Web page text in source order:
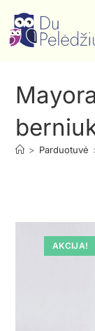
> Parduotuvė
AKCIJA!